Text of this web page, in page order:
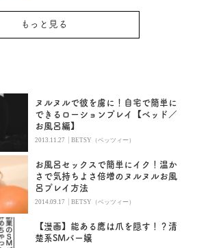
もっと見る
ヌルヌルで彼を虜に！自宅で簡単に
できるローションプレイ【ベッド／
お風呂編】
2013.11.27 |BETSY（ベッツィー）
お風呂セックスで簡単にイク！温か
さで気持ちよさ倍増のヌルヌルお風
呂プレイ方法
2014.09.17 |BETSY（ベッツィー）
【漫画】能ある鷹は爪を隠す！？清
楚系SMバー嬢